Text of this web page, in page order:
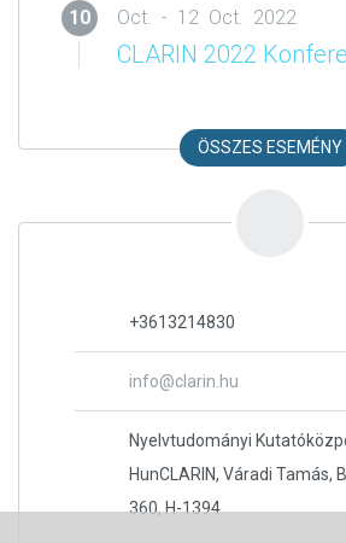
10 Oct. - 12 Oct. 2022
CLARIN 2022
ÖSSZES ESEMÉNY
+3613214830
info@clarin.hu
Nyelvtudományi
HunCLARIN, Váradi Tamás,
360, H-1394